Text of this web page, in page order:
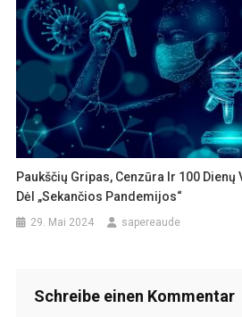
Paukščių Gripas, Cenzūra Ir 100
Dėl „sekančios Pandemijos“
29. Mai 2024 sapereaude
Schreibe einen Kommentar